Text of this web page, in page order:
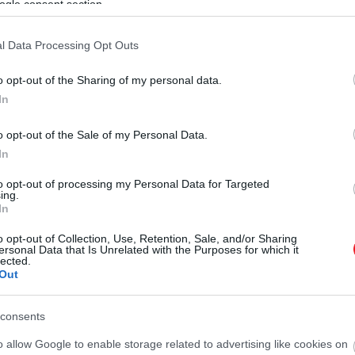
consent section.
Data Processing Opt Outs
opt-out of the Sharing of my personal data.
opt-out of the Sale of my Personal Data.
opt-out of processing my Personal Data for Targeted
opt-out of Collection, Use, Retention, Sale, and/or Sharing
Data that Is Unrelated with the Purposes for which it
allow Google to enable storage related to advertising like cookies on
A Tyrannosaurus rexet a legtöbben
kontinensek belső területein
járt. A feltételezés, hogy ez a
2025. DECEMBER 2. ● TURI DÁNIEL
Vajon képes volt úszni a T.
TURI DÁNIEL